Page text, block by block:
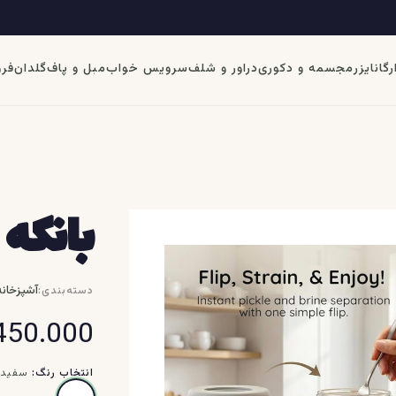
مجسمه و دکوریدراور و شلفسرویس خوابمبل و پافگلدان
دسته‌بندی:
انتخاب رنگ: سفید